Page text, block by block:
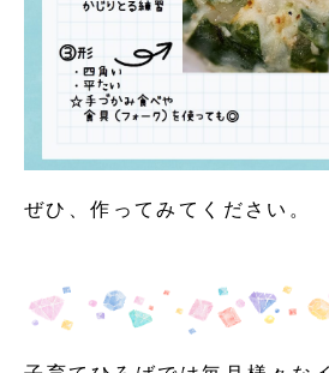
ぜひ、作ってみてください。